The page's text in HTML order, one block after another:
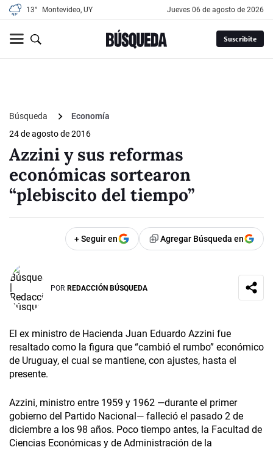
13° Montevideo, UY jueves 06 de agosto de 2026
Suscribite
Búsqueda
Economía
24 de agosto de 2016
Azzini y sus reformas
económicas sortearon
“plebiscito del tiempo”
+ Seguir en Agregar Búsqueda en
POR REDACCIÓN BÚSQUEDA
El ex ministro de Hacienda Juan Eduardo Azzini fue
resaltado como la figura que “cambió el rumbo” económico
de Uruguay, el cual se mantiene, con ajustes, hasta el
presente.
Azzini, ministro entre 1959 y 1962 —durante el primer
gobierno del Partido Nacional— falleció el pasado 2 de
diciembre a los 98 años. Poco tiempo antes, la Facultad de
Ciencias Económicas y de Administración de la